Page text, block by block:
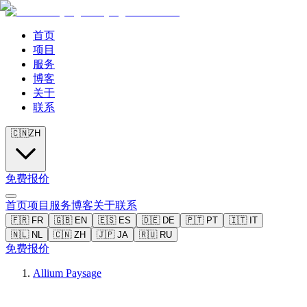
首页
项目
服务
博客
关于
联系
🇨🇳ZH
免费报价
首页项目 服务博客关于联系
🇫🇷 FR 🇬🇧 EN 🇪🇸 ES 🇩🇪 DE 🇵🇹 PT 🇮🇹 IT
🇳🇱 NL 🇨🇳 ZH 🇯🇵 JA 🇷🇺 RU
免费报价
Allium Paysage